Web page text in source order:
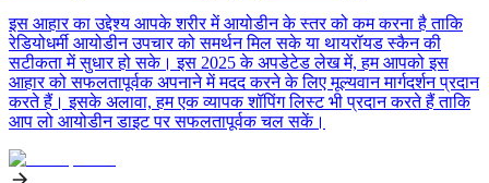
इस आहार का उद्देश्य आपके शरीर में आयोडीन के स्तर को कम करना है ताकि
रेडियोधर्मी आयोडीन उपचार को समर्थन मिल सके या थायरॉयड स्कैन की
सटीकता में सुधार हो सके। इस 2025 के अपडेटेड लेख में, हम आपको इस
आहार को सफलतापूर्वक अपनाने में मदद करने के लिए मूल्यवान मार्गदर्शन प्रदान
करते हैं। इसके अलावा, हम एक व्यापक शॉपिंग लिस्ट भी प्रदान करते हैं ताकि
आप लो आयोडीन डाइट पर सफलतापूर्वक चल सकें।